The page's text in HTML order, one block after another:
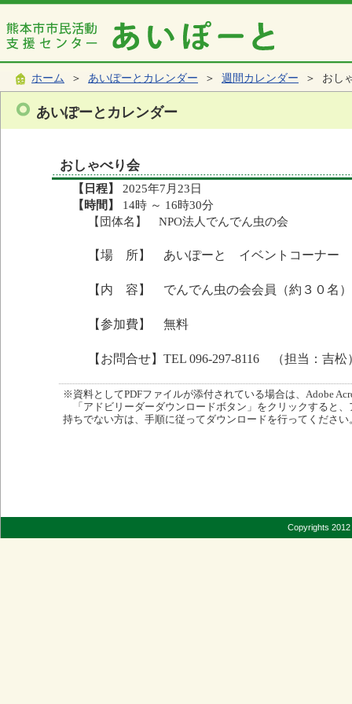
ホーム ＞ あいぽーとカレンダー ＞ 週間カレンダー ＞ おし
あいぽーとカレンダー
おしゃべり会
【日程】
2025年7月23日
【時間】
14時 ～ 16時30分
【団体名】 NPO法人でんでん虫の会
【場 所】 あいぽーと イベントコーナー
【内 容】 でんでん虫の会会員（約３０名
【参加費】 無料
【お問合せ】TEL 096-297-8116 （担当：吉松
※資料としてPDFファイルが添付されている場合は、Adobe
「アドビリーダーダウンロードボタン」をクリックすると
持ちでない方は、手順に従ってダウンロードを行ってください
Copyrights